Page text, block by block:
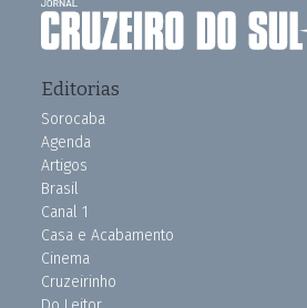
Editorias
Sorocaba
Agenda
Artigos
Brasil
Canal 1
Casa e Acabamento
Cinema
Cruzeirinho